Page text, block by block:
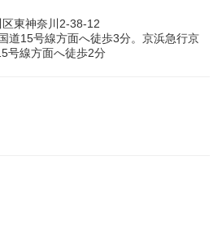
東神奈川2-38-12
道15号線方面へ徒歩3分。京浜急行京
号線方面へ徒歩2分